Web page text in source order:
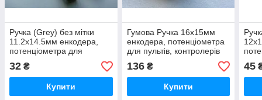
Ручка (Grey) без мітки
11.2x14.5мм енкодера,
потенціометра для
пультів, контролерів
32 ₴
Купити
Гумова Ручка 16x15мм
енкодера, потенціометра
для пультів, контролерів
136₴
Купити
45